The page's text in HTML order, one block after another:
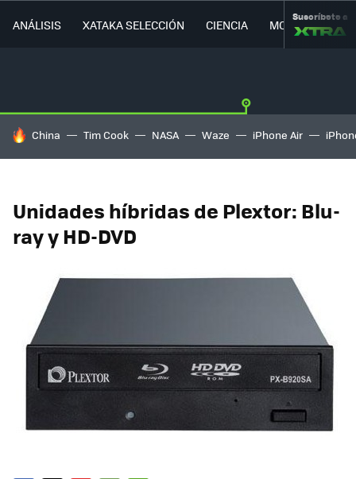
ANÁLISIS XATAKA SELECCIÓN CIENCIA MOVILIDAD
Suscríbete a
HOY SE HABLA DE
China Tim Cook NASA Waze iPhone Air
Unidades híbridas de Plextor: Blu-
ray y HD-DVD